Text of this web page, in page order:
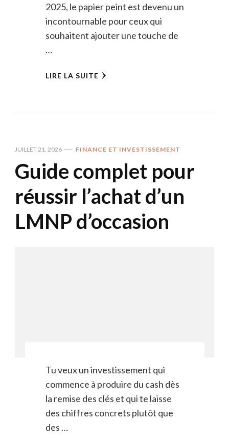
2025, le papier peint est devenu un
incontournable pour ceux qui
souhaitent ajouter une touche de
…
LIRE LA SUITE
JUILLET 21, 2026 FINANCE ET INVESTISSEMENT
Guide complet pour
réussir l’achat d’un
LMNP d’occasion
Tu veux un investissement qui
commence à produire du cash dès
la remise des clés et qui te laisse
des chiffres concrets plutôt que
des …